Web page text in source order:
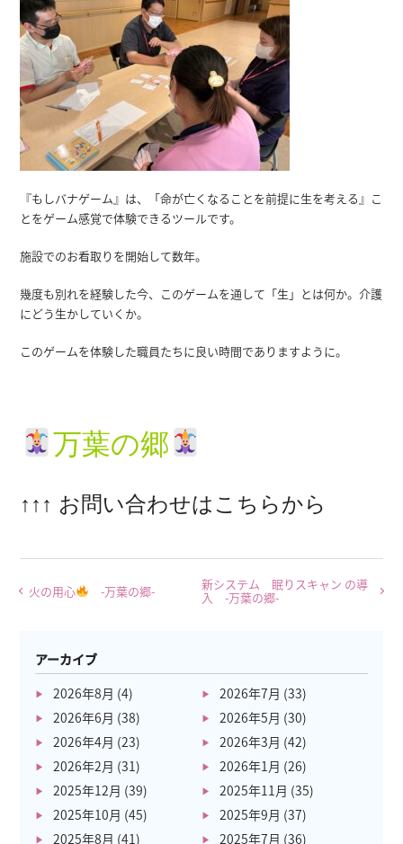
『もしバナゲーム』は、「命が亡くなることを前提に生を考える』こ
とをゲーム感覚で体験できるツールです。
施設でのお看取りを開始して数年。
幾度も別れを経験した今、このゲームを通して「生」とは何か。介護
にどう生かしていくか。
このゲームを体験した職員たちに良い時間でありますように。
万葉の郷
↑↑↑ お問い合わせはこちらから
火の用心 -万葉の郷- 新システム 眠りスキャン の導
入 -万葉の郷-
アーカイブ
2026年8月 (4) 2026年7月 (33)
2026年6月 (38) 2026年5月 (30)
2026年4月 (23) 2026年3月 (42)
2026年2月 (31) 2026年1月 (26)
2025年12月 (39) 2025年11月 (35)
2025年10月 (45) 2025年9月 (37)
2025年8月 (41) 2025年7月 (36)